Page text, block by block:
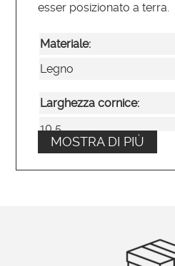
esser posizionato a terra.
Materiale:
Legno
Larghezza cornice:
10,5
Verticale o orizzontale
MOSTRA DI PIÙ